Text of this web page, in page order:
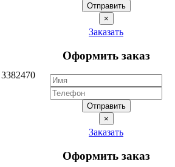
Отправить
×
3382470
Заказать
Оформить заказ
Отправить
×
Заказать
Оформить заказ